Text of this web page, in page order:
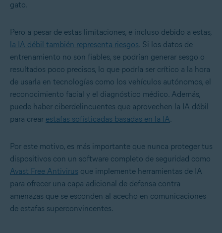
gato.
Pero a pesar de estas limitaciones, e incluso debido a estas,
la IA débil también representa riesgos. Si los datos de
entrenamiento no son fiables, se podrían generar sesgo o
resultados poco precisos, lo que podría ser crítico a la hora
de usarla en tecnologías como los vehículos autónomos, el
reconocimiento facial y el diagnóstico médico. Además,
puede haber ciberdelincuentes que aprovechen la IA débil
para crear estafas sofisticadas basadas en la IA.
Por este motivo, es más importante que nunca proteger tus
dispositivos con un software completo de seguridad como
Avast Free Antivirus que implemente herramientas de IA
para ofrecer una capa adicional de defensa contra
amenazas que se esconden al acecho en comunicaciones
de estafas superconvincentes.